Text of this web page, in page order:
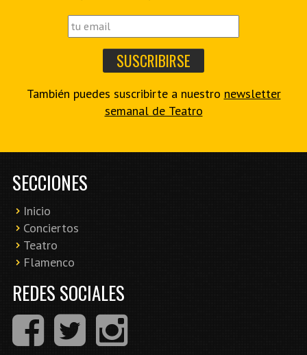
También puedes suscribirte a nuestro newsletter
semanal de Teatro
SECCIONES
Inicio
Conciertos
Teatro
Flamenco
REDES SOCIALES